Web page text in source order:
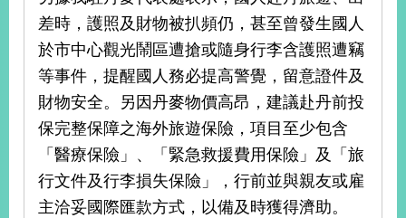
差時，護照及財物被扒頻仍，甚至曾發生國人
於市中心觀光鬧區遭搶或隨身行李含護照遭竊
等事件，提醒國人務必提高警覺，留意證件及
財物安全。另因丹麥物價高昂，建議赴丹前投
保完整保障之海外旅遊保險，項目至少包含
「醫療保險」、「緊急救援費用保險」及「旅
行文件及行李損失保險」，行前並與親友或雇
主洽妥國際匯款方式，以備及時獲得濟助。